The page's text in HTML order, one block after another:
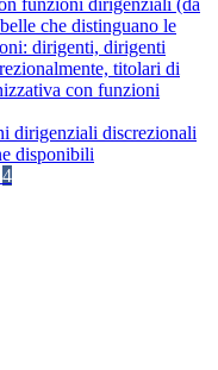
funzioni dirigenziali (da
che distinguano le
dirigenti, dirigenti
titolari di
con funzioni
dirigenziali discrezionali
disponibili
4